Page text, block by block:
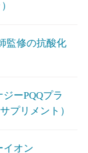
監修の抗酸化
ーPQQプラ
プリメント）
イオン